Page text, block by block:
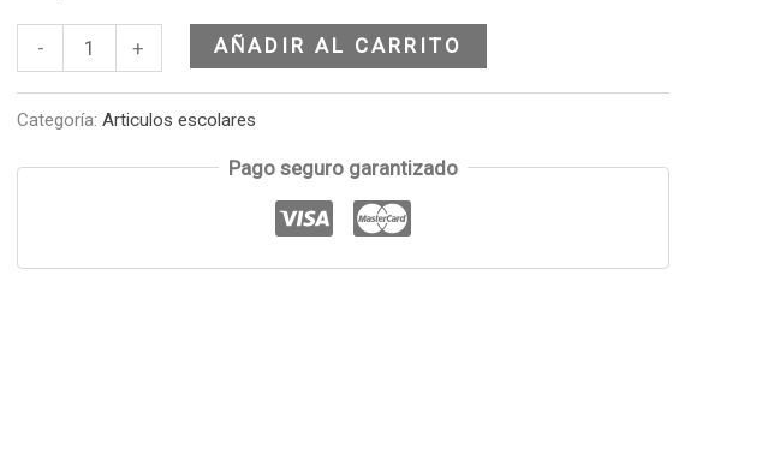
-
+
AÑADIR AL CARRITO
Categoría:Articulos escolares
Pago seguro garantizado